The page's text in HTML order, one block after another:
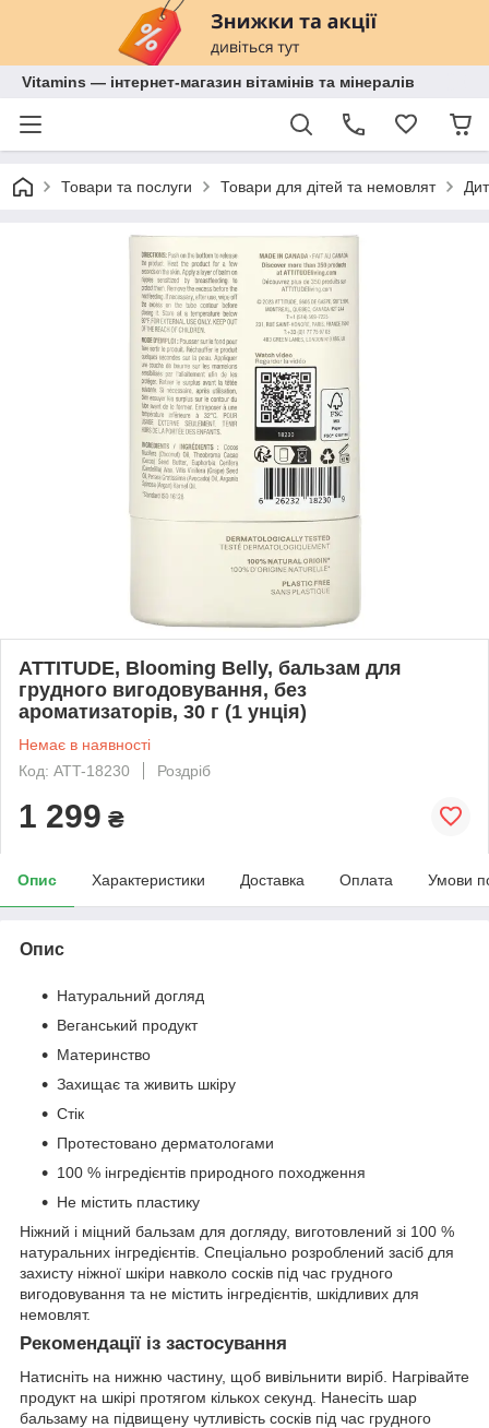
Vitamins — інтернет-магазин вітамінів та мінералів
Товари та послуги Товари для дітей та немовлят
ATTITUDE, Blooming Belly, бальзам для
грудного вигодовування, без
ароматизаторів, 30 г (1 унція)
Немає в наявності
Код: ATT-18230
Роздріб
1 299 ₴
Опис Характеристики Доставка Оплата Умови
Опис
Натуральний догляд
Веганський продукт
Материнство
Захищає та живить шкіру
Стік
Протестовано дерматологами
100 % інгредієнтів природного походження
Не містить пластику
Ніжний і міцний бальзам для догляду, виготовлений зі 100 %
натуральних інгредієнтів. Спеціально розроблений засіб для
захисту ніжної шкіри навколо сосків під час грудного
вигодовування та не містить інгредієнтів, шкідливих для
немовлят.
Рекомендації із застосування
Натисніть на нижню частину, щоб вивільнити виріб. Нагрівайте
продукт на шкірі протягом кількох секунд. Нанесіть шар
бальзаму на підвищену чутливість сосків під час грудного